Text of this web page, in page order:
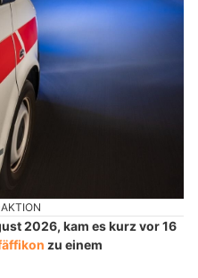
2026, kam es kurz vor 16
zu einem